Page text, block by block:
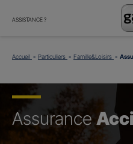
ASSISTANCE ?
Accueil Particuliers Famille&Loisirs
Assurance